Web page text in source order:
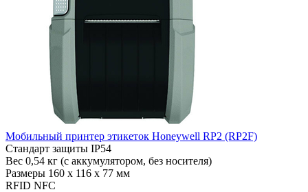
Мобильный принтер этикеток Honeywell RP2 (RP2F)
Стандарт защиты IP54
Вес 0,54 кг (с аккумулятором, без носителя)
Размеры 160 x 116 x 77 мм
RFID NFC